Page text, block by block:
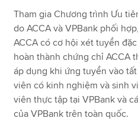
Tham gia Chương trình Ưu
do ACCA và VPBank phối
ACCA có cơ hội xét tuyển
hoàn thành chứng chỉ ACCA
áp dụng khi ứng tuyển vào
viên có kinh nghiệm và sinh
viên thực tập tại VPBank và
của VPBank trên toàn quốc.